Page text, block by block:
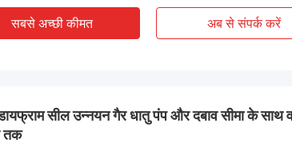
सबसे अच्छी कीमत अब से संपर्क करें
सील उन्नयन गैर धातु पंप और दबाव सीमा के साथ
तक